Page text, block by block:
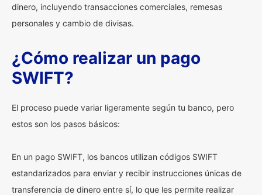
dinero, incluyendo transacciones comerciales, remesas
personales y cambio de divisas.
¿Cómo realizar un pago
SWIFT?
El proceso puede variar ligeramente según tu banco, pero
estos son los pasos básicos:
En un pago SWIFT, los bancos utilizan códigos SWIFT
estandarizados para enviar y recibir instrucciones únicas de
transferencia de dinero entre sí, lo que les permite realizar